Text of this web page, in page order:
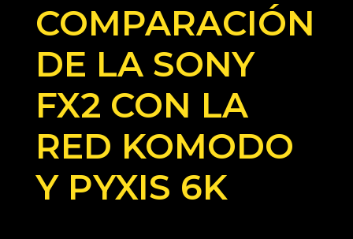
COMPARACIÓN
DE LA SONY
FX2 CON LA
RED KOMODO
Y PYXIS 6K